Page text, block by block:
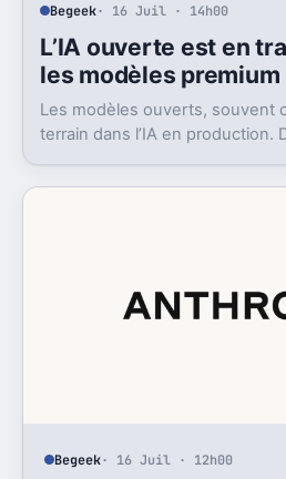
Begeek· 16 Juil · 14h00
L’IA ouverte est en
les modèles premium
Les modèles ouverts, souvent
terrain dans l’IA en production.
Begeek· 16 Juil · 12h00